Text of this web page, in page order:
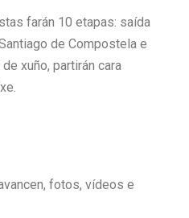
farán 10 etapas: saída
de Compostela e
xuño, partirán cara
fotos, vídeos e